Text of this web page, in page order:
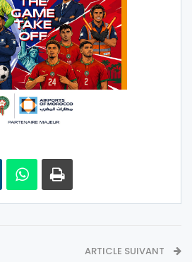
ARTICLE SUIVANT